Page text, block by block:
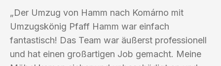
„Der Umzug von Hamm nach Komárno mit
Umzugskönig Pfaff Hamm war einfach
fantastisch! Das Team war äußerst professionell
und hat einen großartigen Job gemacht. Meine